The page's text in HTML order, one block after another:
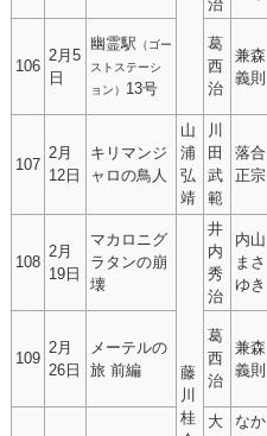
治
106
2月5
日
幽霊駅 （ゴー
ストステーシ
ョン）
13号
葛
西
治
兼森
義則
107
2月
12日
キリマンジ
ャロの鳥人
山
浦
弘
靖
川
田
武
範
落合
正宗
108
2月
19日
マカロニグ
ラタンの崩
壊
藤
川
桂
井
内
秀
治
内山
まさ
ゆき
109
2月
26日
メーテルの
旅 前編
葛
西
治
兼森
義則
大
なか